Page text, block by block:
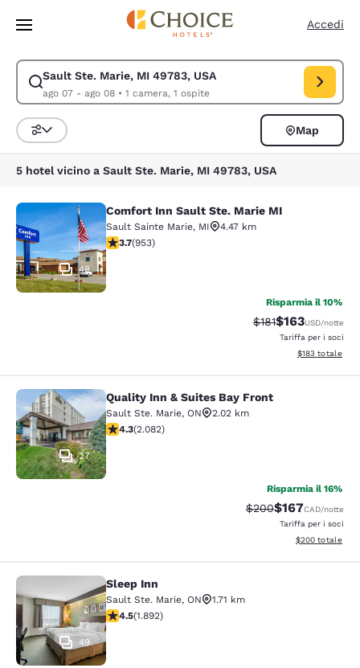
Vai A Contenuto Principale
Accedi
Sault Ste. Marie, MI 49783, USA
ago 07 - ago 08• 1 camera, 1 ospite
Modifica la ricerca per Sault Ste. Marie, MI 49783, USA. Data di
Ordina e filtra
Map
5 hotel vicino a Sault Ste. Marie, MI 49783, USA
Comfort Inn Sault Ste. Marie MI
48
Comfort Inn Sault Ste. Marie MI
Sault Sainte Marie, MI
4.47 km
Valutazione di 3.72 stelle. Buono. 953 recensioni
3.7(953)
Risparmia il 10%
Tariffa di
$181Tariffa
$163USD/notte
Tariffa per i soci
Visualizza i
$183 totale
Quality Inn & Suites Bay Front
27
Quality Inn & Suites Bay Front
Sault Ste. Marie, ON
2.02 km
Valutazione di 4.32 stelle. Ottimo. 2082 recensioni
4.3(2.082)
Risparmia il 16%
Tariffa di barratura:
$200Tariffa
$167CAD/notte
Tariffa per i soci
Visualizza i
$200 totale
Sleep Inn
49
Sleep Inn
Sault Ste. Marie, ON
1.71 km
Valutazione di 4.5 stelle. Ottimo. 1892 recensioni
4.5(1.892)